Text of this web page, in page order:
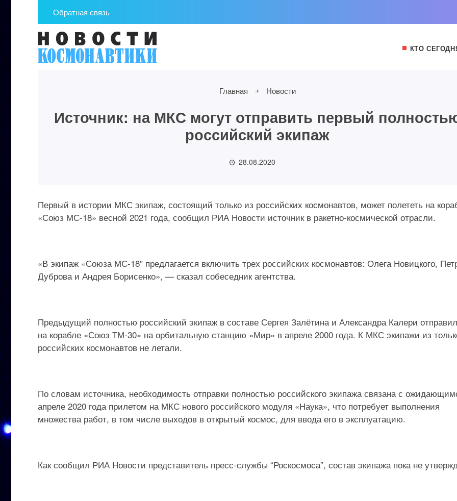
Обратная связь
КТО
Главная Новости
Источник: на МКС могут отправить первый
российский экипаж
28.08.2020
Первый в истории МКС экипаж, состоящий только из российских космонавтов, может полететь на
«Союз МС-18» весной 2021 года, сообщил РИА Новости источник в ракетно-космической отрасли.
«В экипаж «Союза МС-18″ предлагается включить трех российских космонавтов: Олега Новицкого,
Дуброва и Андрея Борисенко», — сказал собеседник агентства.
Предыдущий полностью российский экипаж в составе Сергея Залётина и Александра Калери
на корабле «Союз ТМ-30» на орбитальную станцию «Мир» в апреле 2000 года. К МКС экипажи из
российских космонавтов не летали.
По словам источника, необходимость отправки полностью российского экипажа связана с
апреле 2020 года прилетом на МКС нового российского модуля «Наука», что потребует выполнения
множества работ, в том числе выходов в открытый космос, для ввода его в эксплуатацию.
Как сообщил РИА Новости представитель пресс-службы “Роскосмоса”, состав экипажа пока не